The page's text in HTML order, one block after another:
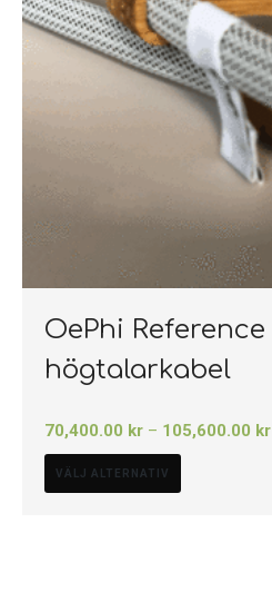
OePhi Reference
högtalarkabel
70,400.00 kr – 105,600.00 kr
VÄLJ ALTERNATIV